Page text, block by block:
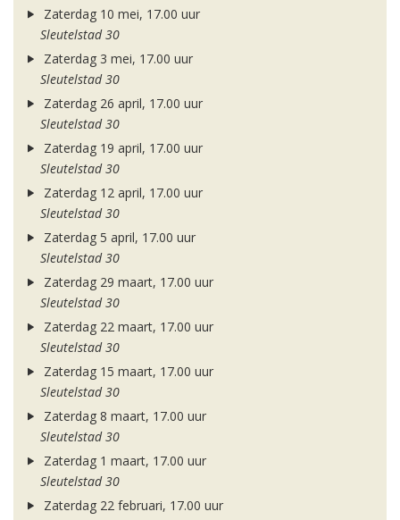
Zaterdag 10 mei, 17.00 uur
Sleutelstad 30
Zaterdag 3 mei, 17.00 uur
Sleutelstad 30
Zaterdag 26 april, 17.00 uur
Sleutelstad 30
Zaterdag 19 april, 17.00 uur
Sleutelstad 30
Zaterdag 12 april, 17.00 uur
Sleutelstad 30
Zaterdag 5 april, 17.00 uur
Sleutelstad 30
Zaterdag 29 maart, 17.00 uur
Sleutelstad 30
Zaterdag 22 maart, 17.00 uur
Sleutelstad 30
Zaterdag 15 maart, 17.00 uur
Sleutelstad 30
Zaterdag 8 maart, 17.00 uur
Sleutelstad 30
Zaterdag 1 maart, 17.00 uur
Sleutelstad 30
Zaterdag 22 februari, 17.00 uur